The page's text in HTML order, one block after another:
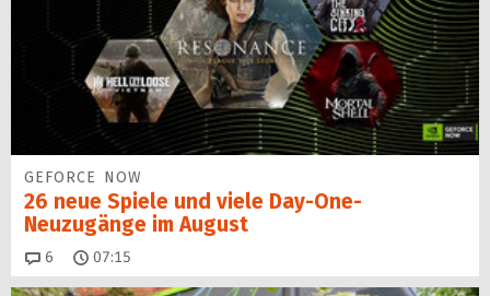
GEFORCE NOW
26 neue Spiele und viele Day-One-
Neuzugänge im August
6 Kommentare
07:15